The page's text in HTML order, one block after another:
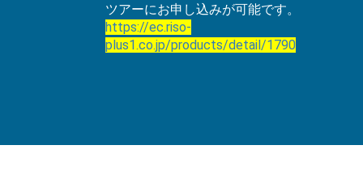
ツアーにお申し込みが可能です。
https://ec.riso-
plus1.co.jp/products/detail/1790